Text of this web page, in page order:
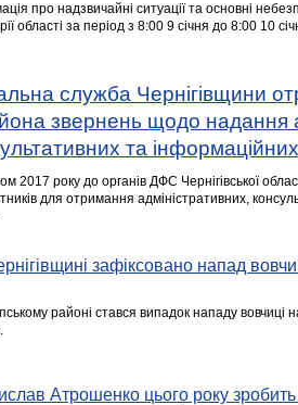
про надзвичайні ситуації та основні
області за період з 8:00 9 січня до 8:00 10
служба Чернігівщини
звернень щодо надання
та
2017 року до органів ДФС Чернігівської
для отримання адміністративних,
зафіксовано напад
районі стався випадок нападу вовчиці
Атрошенко цього року зробить